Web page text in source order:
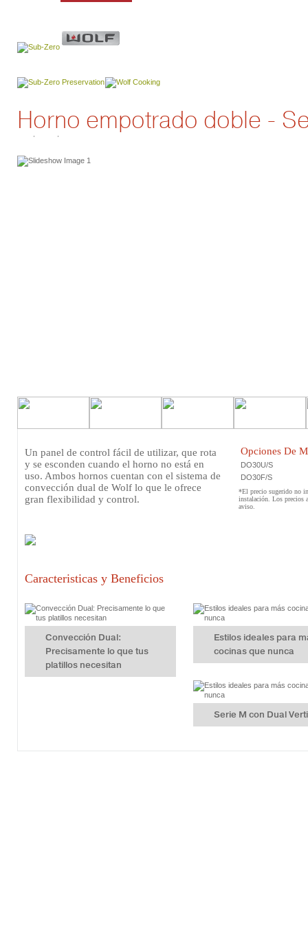
Horno empotrado doble -
Un panel de control fácil de utilizar, que rota
y se esconden cuando el horno no está en
uso. Ambos hornos cuentan con el sistema de
convección dual de Wolf lo que le ofrece
gran flexibilidad y control.
Opciones De
DO30U/S
DO30F/S
*El precio sugerido no
instalación. Los precios
aviso.
Caracteristicas y Beneficios
Convección Dual:
Precisamente lo que tus
platillos necesitan
Estilos ideales para
cocinas que nunca
Serie M con Dual